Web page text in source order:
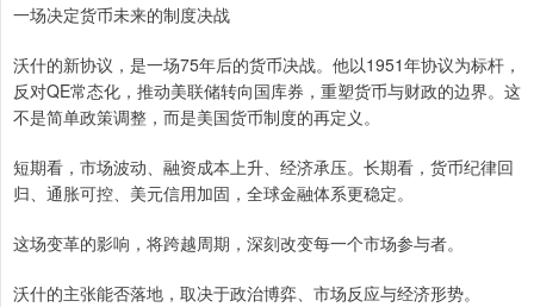
一场决定货币未来的制度决战
沃什的新协议，是一场75年后的货币决战。他以1951年协议为标杆，
反对QE常态化，推动美联储转向国库券，重塑货币与财政的边界。这
不是简单政策调整，而是美国货币制度的再定义。
短期看，市场波动、融资成本上升、经济承压。长期看，货币纪律回
归、通胀可控、美元信用加固，全球金融体系更稳定。
这场变革的影响，将跨越周期，深刻改变每一个市场参与者。
沃什的主张能否落地，取决于政治博弈、市场反应与经济形势。